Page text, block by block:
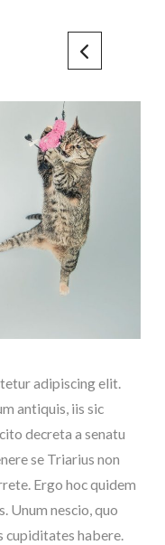
adipiscing elit.
antiquis, iis sic
decreta a senatu
se Triarius non
Ergo hoc quidem
Unum nescio, quo
cupiditates habere.